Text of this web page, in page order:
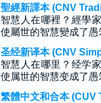
聖經新譯本 (CNV
智慧人在哪裡？經學
使屬世的智慧變成了愚
圣经新译本 (CNV
智慧人在哪里？经学
使属世的智慧变成了愚
繁體中文和合本 (CUV